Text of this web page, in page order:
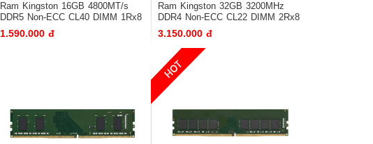
Ram Kingston 16GB 4800MT/s
DDR5 Non-ECC CL40 DIMM 1Rx8
1.590.000 đ
Ram Kingston 32GB 3200MHz
DDR4 Non-ECC CL22 DIMM 2Rx8
3.150.000 đ